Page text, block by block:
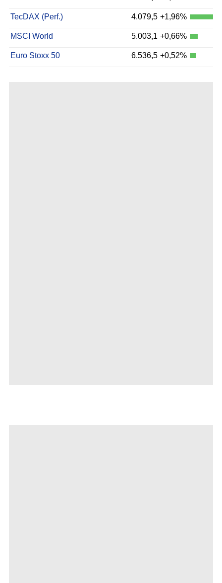
TecDAX (Perf.) 4.079,5 +1,96%
MSCI World 5.003,1 +0,66%
Euro Stoxx 50 6.536,5 +0,52%